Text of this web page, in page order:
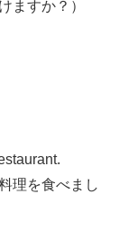
ますか？）
理を食べまし